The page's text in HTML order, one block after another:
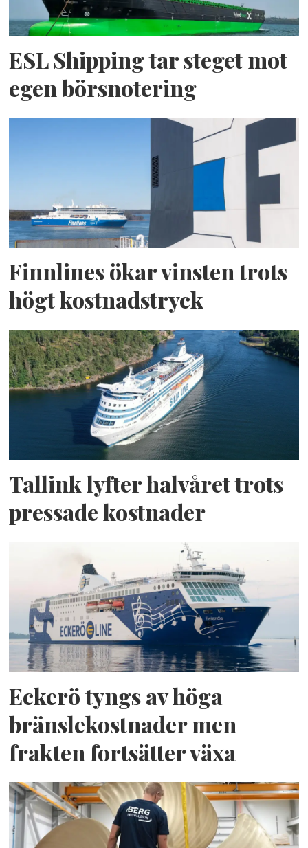
ESL Shipping tar steget mot
egen börsnotering
Finnlines ökar vinsten trots
högt kostnadstryck
Tallink lyfter halvåret trots
pressade kostnader
Eckerö tyngs av höga
bränslekostnader men
frakten fortsätter växa